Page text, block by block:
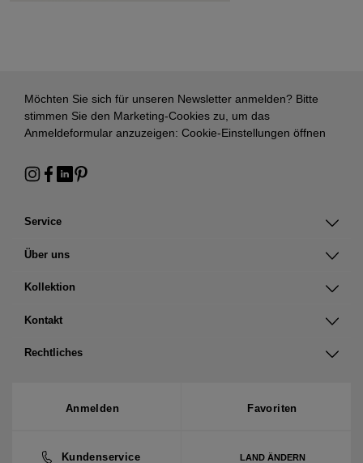
Service
Über uns
Kollektion
Kontakt
Rechtliches
Anmelden Favoriten
Kundenservice LAND ÄNDERN
Möchten Sie sich für unseren Newsletter anmelden? Bitte
stimmen Sie den Marketing-Cookies zu, um das
Anmeldeformular anzuzeigen: Cookie-Einstellungen öffnen